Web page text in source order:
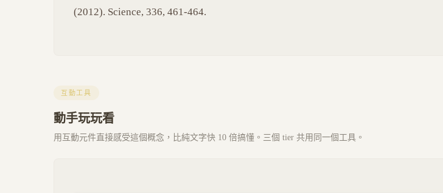
(2012). Science, 336, 461-464.
互動工具
動手玩玩看
用互動元件直接感受這個概念，比純文字快 10 倍搞懂。三個 tier 共用同一個工具。